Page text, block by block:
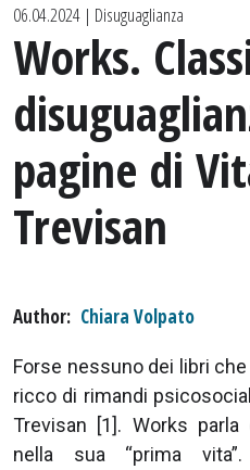
06.04.2024 | Disuguaglianza
Works.
pagine di
Trevisan
Author Chiara Volpato
Forse nessuno dei libri
ricco di rimandi
Trevisan [1]. Works parla
nella sua “prima